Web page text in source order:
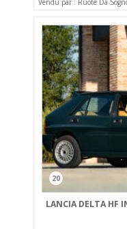
Vendu par : Ruote Da
20
LANCIA DELTA HF